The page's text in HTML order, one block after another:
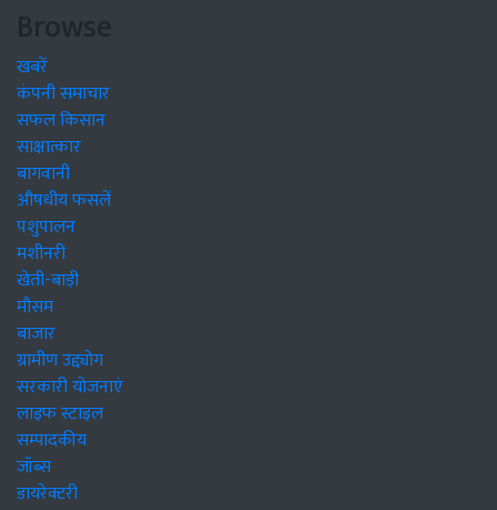
Browse
खबरें
कंपनी समाचार
सफल किसान
साक्षात्कार
बागवानी
औषधीय फसलें
पशुपालन
मशीनरी
खेती-बाड़ी
मौसम
बाजार
ग्रामीण उद्द्योग
सरकारी योजनाएं
लाइफ स्टाइल
सम्पादकीय
जॉब्स
डायरेक्टरी